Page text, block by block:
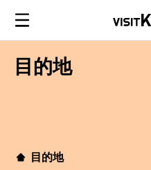
目的地
目的地